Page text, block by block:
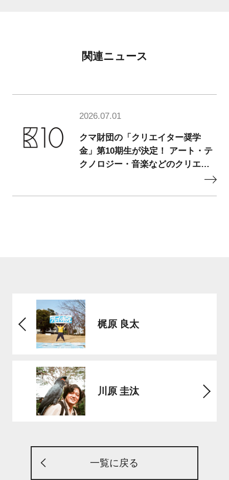
関連ニュース
クマ財団の「クリエイター奨学
金」第10期生が決定！ アート・テ
クノロジー・音楽などのクリエイ
2026.07.01
梶原 良太
川原 圭汰
一覧に戻る